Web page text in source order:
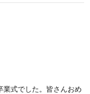
式でした。皆さんおめ